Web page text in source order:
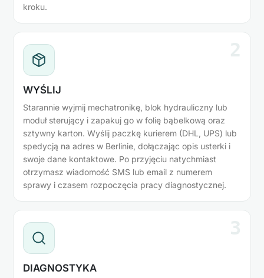
kroku.
WYŚLIJ
Starannie wyjmij mechatronikę, blok hydrauliczny lub
moduł sterujący i zapakuj go w folię bąbelkową oraz
sztywny karton. Wyślij paczkę kurierem (DHL, UPS) lub
spedycją na adres w Berlinie, dołączając opis usterki i
swoje dane kontaktowe. Po przyjęciu natychmiast
otrzymasz wiadomość SMS lub email z numerem
sprawy i czasem rozpoczęcia pracy diagnostycznej.
DIAGNOSTYKA